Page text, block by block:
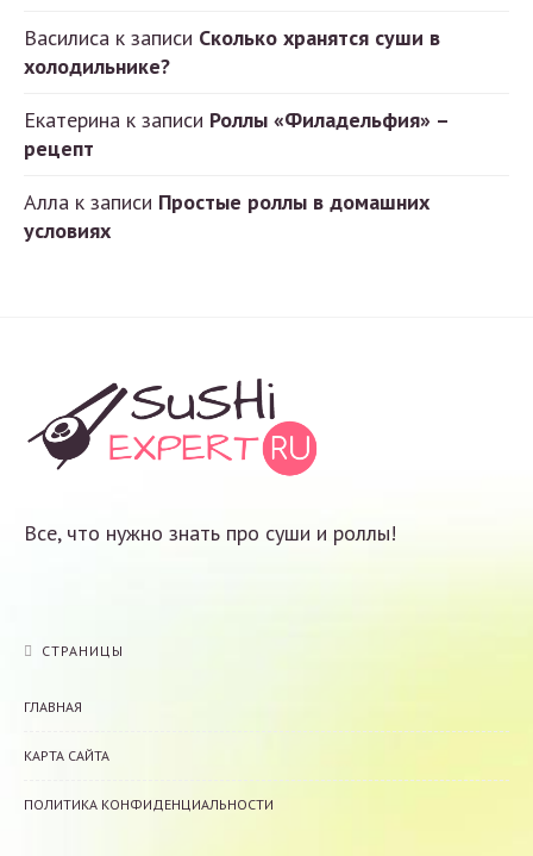
Василиса к записи Сколько хранятся суши в
холодильнике?
Екатерина к записи Роллы «Филадельфия» –
рецепт
Алла к записи Простые роллы в домашних
условиях
Все, что нужно знать про суши и роллы!
СТРАНИЦЫ
ГЛАВНАЯ
КАРТА САЙТА
ПОЛИТИКА КОНФИДЕНЦИАЛЬНОСТИ